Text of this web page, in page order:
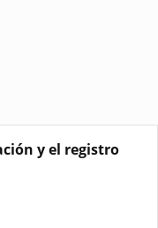
y el registro